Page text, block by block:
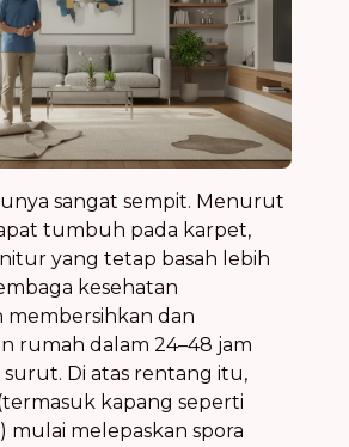
sangat sempit. Menurut
tumbuh pada karpet,
yang tetap basah lebih
kesehatan
membersihkan dan
rumah dalam 24–48 jam
Di atas rentang itu,
kapang seperti
) mulai melepaskan spora